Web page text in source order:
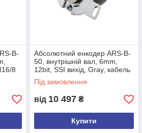
для обробки деревини та
B-
8
Абсолютний енкодер ARS-B-
50, внутрішній вал, 6mm,
12bit, SSI вихід, Gray, кабель
3м, боковий
Під замовлення
від 10 497 ₴
Купити